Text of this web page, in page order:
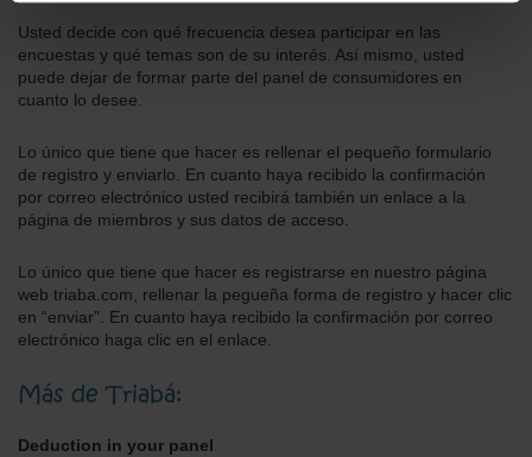
Usted decide con qué frecuencia desea participar en las
encuestas y qué temas son de su interés. Así mismo, usted
puede dejar de formar parte del panel de consumidores en
cuanto lo desee.
Lo único que tiene que hacer es rellenar el pequeño formulario
de registro y enviarlo. En cuanto haya recibido la confirmación
por correo electrónico usted recibirá también un enlace a la
página de miembros y sus datos de acceso.
Lo único que tiene que hacer es registrarse en nuestro página
web triaba.com, rellenar la pegueña forma de registro y hacer clic
en “enviar”. En cuanto haya recibido la confirmación por correo
electrónico haga clic en el enlace.
Más de Triabá:
Deduction in your panel